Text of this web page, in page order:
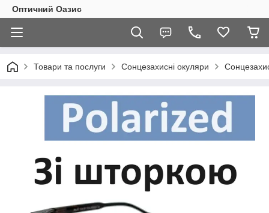
Оптичний Оазис
Товари та послуги Сонцезахисні окуляри